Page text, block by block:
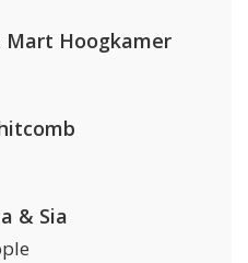
Mart Hoogkamer
& Sia